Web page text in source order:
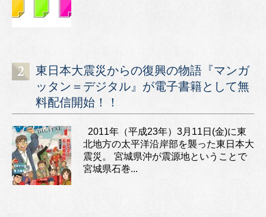
東日本大震災からの復興の物語『マンガ
ッタン＝デジタル』が電子書籍として無
料配信開始！！
2011年（平成23年）3月11日(金)に東
北地方の太平洋沿岸部を襲った東日本大
震災。 宮城県沖が震源地ということで
宮城県石巻...